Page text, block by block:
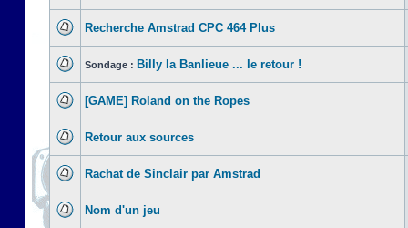
Recherche Amstrad CPC 464 Plus
Sondage : Billy la Banlieue ... le retour !
[GAME] Roland on the Ropes
Retour aux sources
Rachat de Sinclair par Amstrad
Nom d'un jeu